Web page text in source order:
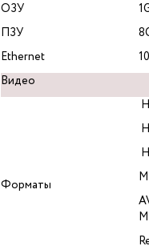
ОЗУ
ПЗУ
Ethernet
Видео
Форматы